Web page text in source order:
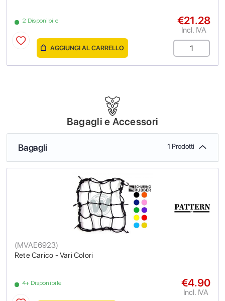
2 Disponibile €21.28
Incl. IVA
AGGIUNGI AL CARRELLO
Bagagli e Accessori
Bagagli 1 Prodotti
Rete Carico - Vari Colori
(MVAE6923)
4+ Disponibile €4.90
Incl. IVA